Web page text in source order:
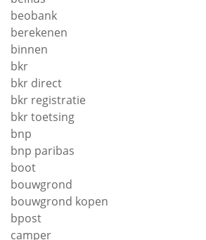
beobank
berekenen
binnen
bkr
bkr direct
bkr registratie
bkr toetsing
bnp
bnp paribas
boot
bouwgrond
bouwgrond kopen
bpost
camper